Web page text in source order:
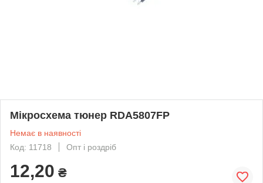
Мікросхема тюнер RDA5807FP
Немає в наявності
Код: 11718
Опт і роздріб
12,20 ₴